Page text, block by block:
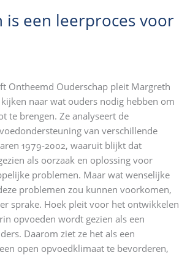
is een leerproces voor
Ontheemd Ouderschap pleit Margreth
naar wat ouders nodig hebben om
te brengen. Ze analyseert de
van verschillende
1979-2002, waaruit blijkt dat
als oorzaak en oplossing voor
problemen. Maar wat wenselijke
problemen zou kunnen voorkomen,
sprake. Hoek pleit voor het ontwikkelen
opvoeden wordt gezien als een
Daarom ziet ze het als een
open opvoedklimaat te bevorderen,